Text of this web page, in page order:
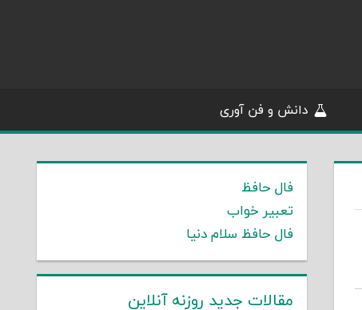
دانش و فن آوری
فال حافظ
تعبیر خواب
فال حافظ سلام دنیا
مقالات جدید روزنه آنلاین